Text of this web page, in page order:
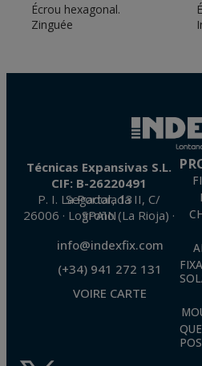
Écrou hexagonal.
Zinguée
Técnicas Expansivas S.L.
CIF: B-26220491
P. I. La Portalada II, C/ Segador, 13
26006 · Logroño (La Rioja) · SPAIN
info@indexfix.com
(+34) 941 272 131
VOIRE CARTE